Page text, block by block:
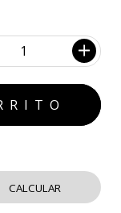
CALCULAR